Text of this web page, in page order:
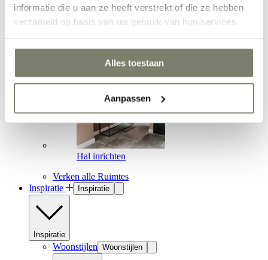
informatie die u aan ze heeft verstrekt of die ze hebben
verzameld op basis van uw gebruik van hun services.
Alles toestaan
Aanpassen
Hal inrichten
Verken alle Ruimtes
Inspiratie
Inspiratie
Inspiratie
Woonstijlen Woonstijlen